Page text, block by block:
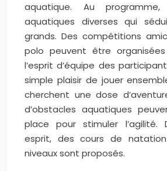
aquatique. Au
aquatiques diverses qui
grands. Des compétitions
polo peuvent être
l’esprit d’équipe des
simple plaisir de jouer
cherchent une dose
d’obstacles aquatiques
place pour stimuler l’agilité.
esprit, des cours de
niveaux sont proposés.